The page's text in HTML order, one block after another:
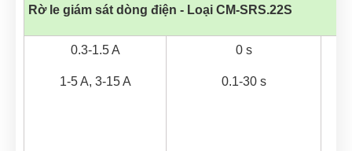
Rờ le giám sát dòng điện - Loại CM-SRS.22S
0.3-1.5 A
1-5 A, 3-15 A
0 s
0.1-30 s